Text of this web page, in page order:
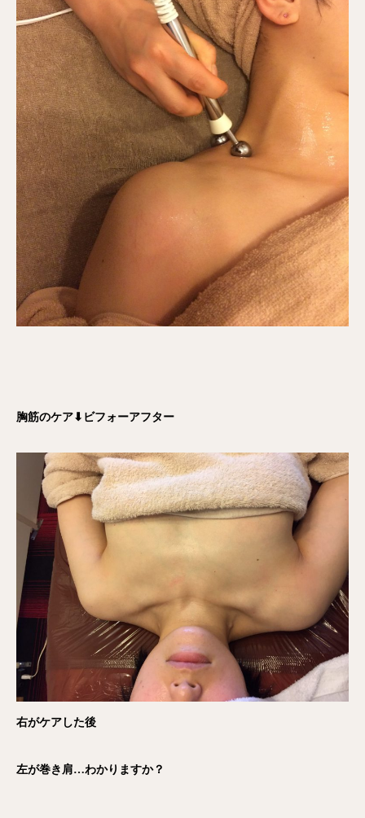
胸筋のケア⬇︎ビフォーアフター
右がケアした後
左が巻き肩…わかりますか？